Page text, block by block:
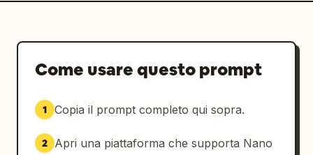
Come usare questo prompt
1 Copia il prompt completo qui sopra.
2
Apri una piattaforma che supporta Nano